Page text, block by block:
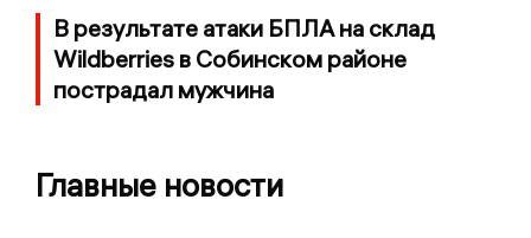
В результате атаки БПЛА на склад
Wildberries в Собинском районе
пострадал мужчина
Главные новости